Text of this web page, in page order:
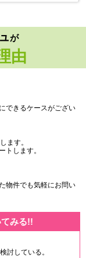
が
由
できるケースがござい
ます。
トします。
物件でも気軽にお問い
みる!!
討している。